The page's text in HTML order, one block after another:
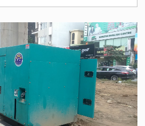
hay Tòa nhà văn phòng của bạn, Hãy
được báo giá và dịch vụ tốt nhất tại Vĩnh